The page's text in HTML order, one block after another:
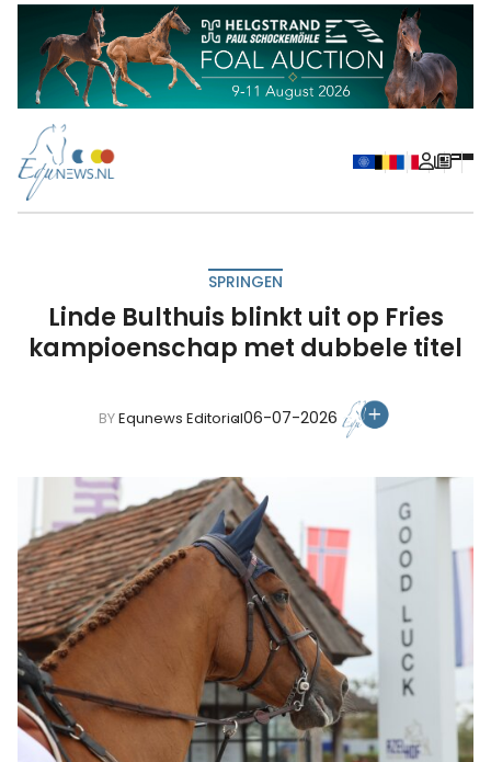
SPRINGEN
Linde Bulthuis blinkt uit op Fries
kampioenschap met dubbele titel
BYEqunews Editorial06-07-2026